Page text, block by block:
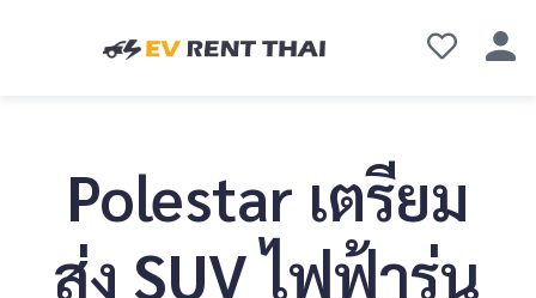
Polestar เตรียม
ส่ง SUV ไฟฟ้ารุ่น